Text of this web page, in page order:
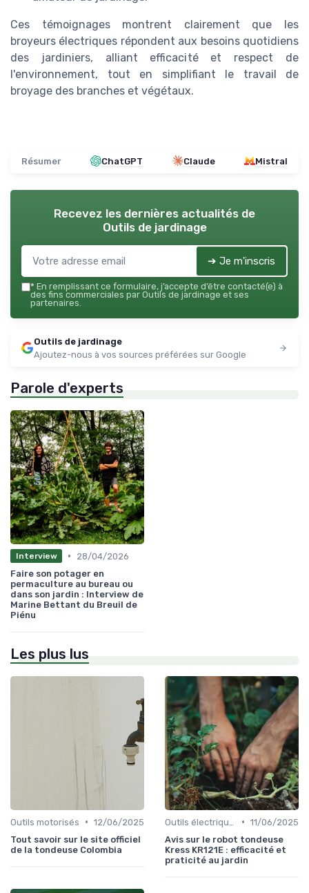
Ces témoignages montrent clairement que les
broyeurs électriques répondent aux besoins quotidiens
des jardiniers, alliant efficacité et respect de
l'environnement, tout en simplifiant le travail de
broyage des branches et végétaux.
Résumer ChatGPT Claude Mistral
Recevez les dernières actualités de
Outils de jardinage
➔ Je m'inscris
* En remplissant ce formulaire, j’accepte d’être contacté(e) à
des fins commerciales par Outils de jardinage et ses
partenaires.
Outils de jardinage
Ajoutez-nous à vos sources préférées sur Google
Parole d'experts
Interview •
28/04/2026
Faire son potager en
permaculture au bureau ou
dans son jardin : Interview de
Marine Bettant du Breuil de
Piénu
Les plus lus
Outils motorisés • 12/06/2025
Tout savoir sur le site officiel
de la tondeuse Colombia
• 11/06/2025
Avis sur le robot tondeuse
Kress KR121E : efficacité et
praticité au jardin